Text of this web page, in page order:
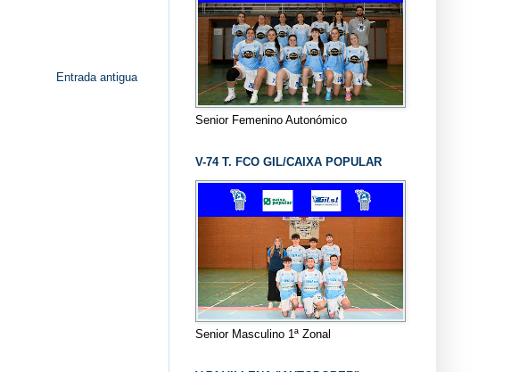
Entrada antigua
Senior Femenino Autonómico
V-74 T. FCO GIL/CAIXA POPULAR
Senior Masculino 1ª Zonal